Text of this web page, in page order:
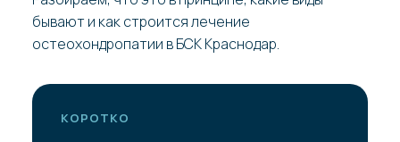
бывают и как строится лечение
остеохондропатии в БСК Краснодар.
КОРОТКО